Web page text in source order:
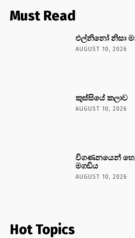
Must Read
එල්නිනෝ නිසා
AUGUST 10, 2026
කුස්සියේ කලාව
AUGUST 10, 2026
විගණනයෙන්
මගඩිය
AUGUST 10, 2026
Hot Topics